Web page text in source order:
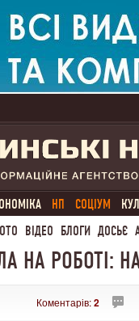
НП СОЦІУМ
ВІДЕО БЛОГИ ДОСЬЄ
НА РОБОТІ:
Коментарів:2